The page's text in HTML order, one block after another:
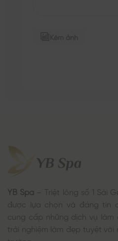
YB Spa – Triệt lông số 1 Sài
được lựa chọn và đáng tin
cung cấp những dịch vụ
trải nghiệm làm đẹp tuyệt